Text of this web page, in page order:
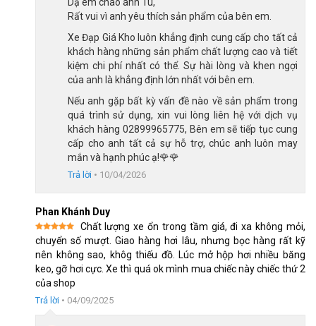
Xe đạp địa hình MTB TrinX V1000 Pro trang bị đùi đĩa hợp kim nhôm
rỗng
Dạ em chào anh Tú,
Rất vui vì anh yêu thích sản phẩm của bên em.
Xe Đạp Giá Kho luôn khẳng định cung cấp cho tất cả
khách hàng những sản phẩm chất lượng cao và tiết
kiệm chi phí nhất có thể. Sự hài lòng và khen ngợi
của anh là khẳng định lớn nhất với bên em.
Nếu anh gặp bất kỳ vấn đề nào về sản phẩm trong
quá trình sử dụng, xin vui lòng liên hệ với dịch vụ
khách hàng 02899965775, Bên em sẽ tiếp tục cung
cấp cho anh tất cả sự hỗ trợ, chúc anh luôn may
mắn và hạnh phúc ạ!🌹🌹
Trả lời • 10/04/2026
Phan Khánh Duy
Được xếp
hạng 55
sao
Chất lượng xe ổn trong tầm giá, đi xa không mỏi,
chuyển số mượt. Giao hàng hơi lâu, nhưng bọc hàng rất kỹ
nên không sao, khôg thiếu đồ. Lúc mở hộp hơi nhiều băng
keo, gỡ hơi cực. Xe thì quá ok mình mua chiếc này chiếc thứ 2
của shop
Trả lời • 04/09/2025